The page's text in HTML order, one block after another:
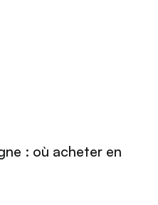
: où acheter en